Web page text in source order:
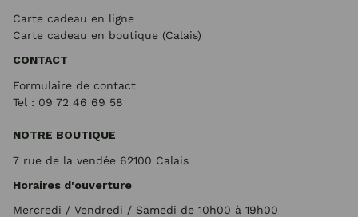
Carte cadeau en ligne
Carte cadeau en boutique (Calais)
CONTACT
Formulaire de contact
Tel : 09 72 46 69 58
NOTRE BOUTIQUE
7 rue de la vendée 62100 Calais
Horaires d'ouverture
Mercredi / Vendredi / Samedi de 10h00 à 19h00